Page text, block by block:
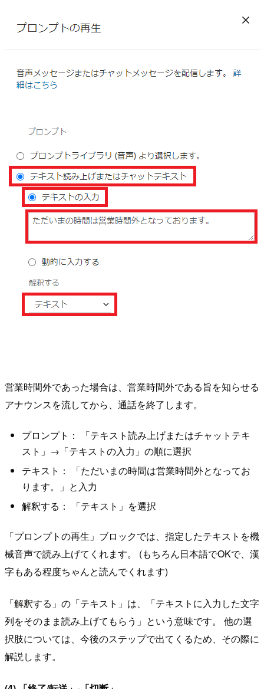
営業時間外であった場合は、営業時間外である旨を知らせる
アナウンスを流してから、通話を終了します。
プロンプト： 「テキスト読み上げまたはチャットテキ
スト」→「テキストの入力」の順に選択
テキスト： 「ただいまの時間は営業時間外となってお
ります。」と入力
解釈する： 「テキスト」を選択
「プロンプトの再生」ブロックでは、指定したテキストを機
械音声で読み上げてくれます。 (もちろん日本語でOKで、漢
字もある程度ちゃんと読んでくれます)
「解釈する」の「テキスト」は、「テキストに入力した文字
列をそのまま読み上げてもらう」という意味です。 他の選
択肢については、今後のステップで出てくるため、その際に
解説します。